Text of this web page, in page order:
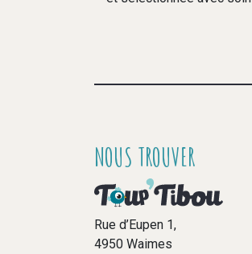
NOUS TROUVER
Rue d’Eupen 1,
4950 Waimes